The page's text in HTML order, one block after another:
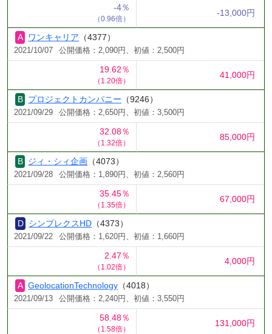
-4％
（0.96倍）
-13,000円
ワンキャリア （4377）
2021/10/07 公開価格：2,090円、初値：2,500円
19.62％
（1.20倍）
41,000円
プロジェクトカンパニー （9246）
2021/09/29 公開価格：2,650円、初値：3,500円
32.08％
（1.32倍）
85,000円
ジィ・シィ企画 （4073）
2021/09/28 公開価格：1,890円、初値：2,560円
35.45％
（1.35倍）
67,000円
シンプレクスHD （4373）
2021/09/22 公開価格：1,620円、初値：1,660円
2.47％
（1.02倍）
4,000円
GeolocationTechnology （4018）
2021/09/13 公開価格：2,240円、初値：3,550円
58.48％
（1.58倍）
131,000円